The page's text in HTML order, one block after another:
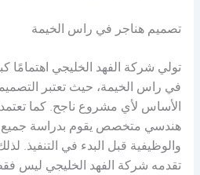
تصميم هناجر في راس الخيمة
تولي شركة الفهد الخليجي اهتمامًا
في راس الخيمة، حيث تعتبر
الأساس لأي مشروع ناجح. كما
هندسي متخصص يقوم بدراسة جميع
والوظيفية قبل البدء في التنفيذ.
تقدمه شركة الفهد الخليجي ليس فقط